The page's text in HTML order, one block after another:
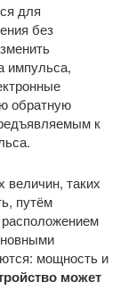
для
без
импульса,
обратную
к
величин, таких
путём
мощность и
может